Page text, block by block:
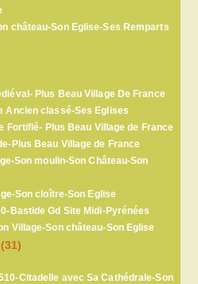
château-Son Eglise-Ses Remparts
Plus Beau Village De France
Ancien classé-Ses Eglises
Fortifié- Plus Beau Village de France
Plus Beau Village de France
Son moulin-Son Château-Son
Son cloître-Son Eglise
Bastide Gd Site Midi-Pyrénées
Village-Son château-Son Eglise
Citadelle avec Sa Cathédrale-Son